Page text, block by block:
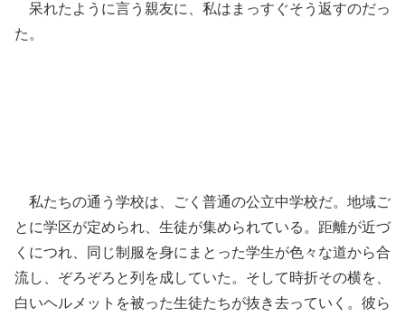
呆れたように言う親友に、私はまっすぐそう返すのだっ
た。
私たちの通う学校は、ごく普通の公立中学校だ。地域ご
とに学区が定められ、生徒が集められている。距離が近づ
くにつれ、同じ制服を身にまとった学生が色々な道から合
流し、ぞろぞろと列を成していた。そして時折その横を、
白いヘルメットを被った生徒たちが抜き去っていく。彼ら